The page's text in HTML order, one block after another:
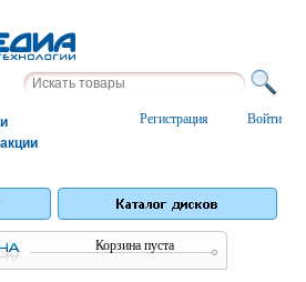
Войти
Регистрация
Корзина пуста